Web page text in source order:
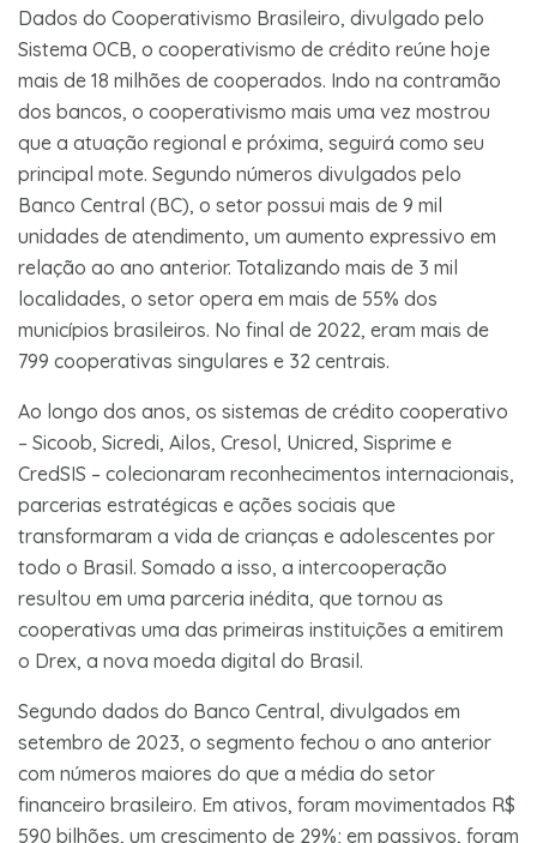
Dados do Cooperativismo Brasileiro, divulgado pelo
Sistema OCB, o cooperativismo de crédito reúne hoje
mais de 18 milhões de cooperados. Indo na contramão
dos bancos, o cooperativismo mais uma vez mostrou
que a atuação regional e próxima, seguirá como seu
principal mote. Segundo números divulgados pelo
Banco Central (BC), o setor possui mais de 9 mil
unidades de atendimento, um aumento expressivo em
relação ao ano anterior. Totalizando mais de 3 mil
localidades, o setor opera em mais de 55% dos
municípios brasileiros. No final de 2022, eram mais de
799 cooperativas singulares e 32 centrais.
Ao longo dos anos, os sistemas de crédito cooperativo
– Sicoob, Sicredi, Ailos, Cresol, Unicred, Sisprime e
CredSIS – colecionaram reconhecimentos internacionais,
parcerias estratégicas e ações sociais que
transformaram a vida de crianças e adolescentes por
todo o Brasil. Somado a isso, a intercooperação
resultou em uma parceria inédita, que tornou as
cooperativas uma das primeiras instituições a emitirem
o Drex, a nova moeda digital do Brasil.
Segundo dados do Banco Central, divulgados em
setembro de 2023, o segmento fechou o ano anterior
com números maiores do que a média do setor
financeiro brasileiro. Em ativos, foram movimentados R$
590 bilhões, um crescimento de 29%; em passivos, foram